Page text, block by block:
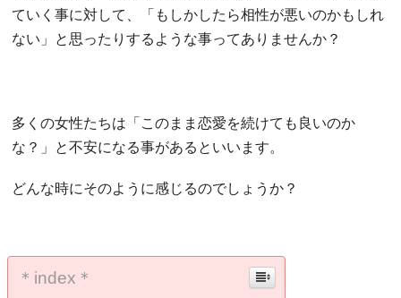
ていく事に対して、「もしかしたら相性が悪いのかもしれ
ない」と思ったりするような事ってありませんか？
多くの女性たちは「このまま恋愛を続けても良いのか
な？」と不安になる事があるといいます。
どんな時にそのように感じるのでしょうか？
＊index＊